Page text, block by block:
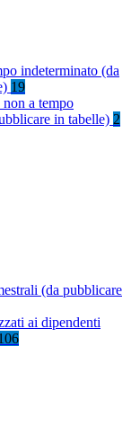
indeterminato (da
19
a tempo
in tabelle) 2
(da pubblicare
ai dipendenti